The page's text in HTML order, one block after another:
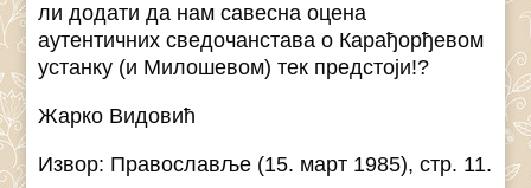
ли додати да нам савесна оцена
аутентичних сведочанстава о Карађорђевом
устанку (и Милошевом) тек предстоји!?
Жарко Видовић
Извор: Православље (15. март 1985), стр. 11.